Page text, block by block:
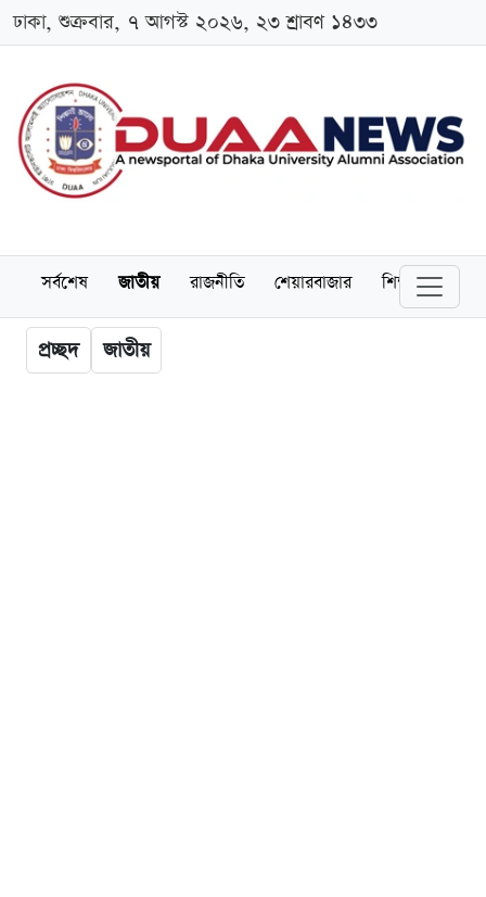
ঢাকা, শুক্রবার, ৭ আগস্ট ২০২৬, ২৩ শ্রাবণ ১৪৩৩
সর্বশেষ জাতীয় রাজনীতি শেয়ারবাজার শিক্ষা
প্রচ্ছদ জাতীয়